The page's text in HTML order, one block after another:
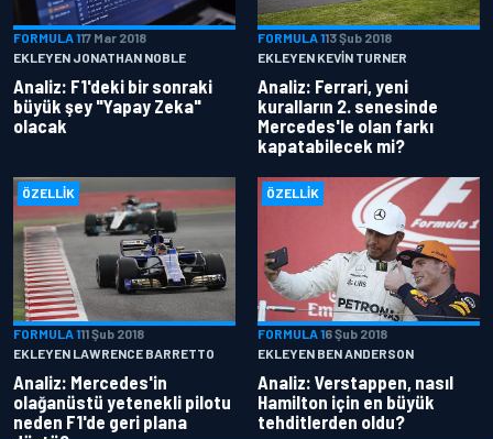
FORMULA 117 Mar 2018
EKLEYEN JONATHAN NOBLE
Analiz: F1'deki bir sonraki
büyük şey "Yapay Zeka"
olacak
FORMULA 113 Şub 2018
EKLEYEN KEVIN TURNER
Analiz: Ferrari, yeni
kuralların 2. senesinde
Mercedes'le olan farkı
kapatabilecek mi?
ÖZELLIK
FORMULA 111 Şub 2018
EKLEYEN LAWRENCE BARRETTO
Analiz: Mercedes'in
olağanüstü yetenekli pilotu
neden F1'de geri plana
ÖZELLIK
FORMULA 16 Şub 2018
EKLEYEN BEN ANDERSON
Analiz: Verstappen, nasıl
Hamilton için en büyük
tehditlerden oldu?